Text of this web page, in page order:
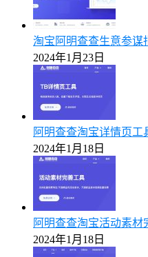
淘宝阿明查查生意参谋
2024年1月23日
阿明查查淘宝详情页工
2024年1月18日
阿明查查淘宝活动素材
2024年1月18日